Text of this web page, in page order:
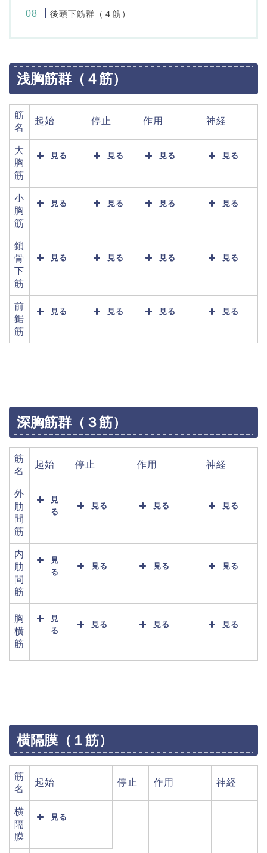
後頭下筋群（４筋）
浅胸筋群（４筋）
筋
名
起始 停止 作用 神経
大
胸
筋
見る 見る 見る 見る
小
胸
筋
見る 見る 見る 見る
鎖
骨
下
筋
見る 見る 見る 見る
前
鋸
筋
見る 見る 見る 見る
深胸筋群（３筋）
筋
名
起始 停止 作用 神経
外
肋
間
筋
見
る
見る 見る 見る
内
肋
間
筋
見
る
見る 見る 見る
胸
横
筋
見
る
見る 見る 見る
横隔膜（１筋）
筋
名
起始 停止 作用 神経
横
隔
膜
見る